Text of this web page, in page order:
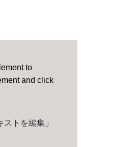
to
and click
トを編集」